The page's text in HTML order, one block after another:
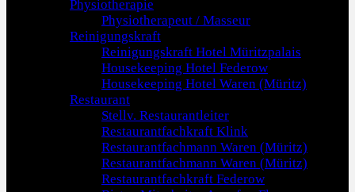
Physiotherapie
Physiotherapeut / Masseur
Reinigungskraft
Reinigungskraft Hotel Müritzpalais
Housekeeping Hotel Federow
Housekeeping Hotel Waren (Müritz)
Restaurant
Stellv. Restaurantleiter
Restaurantfachkraft Klink
Restaurantfachmann Waren (Müritz)
Restaurantfachmann Waren (Müritz)
Restaurantfachkraft Federow